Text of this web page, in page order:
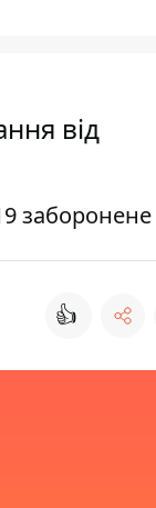
від
заборонене
👍